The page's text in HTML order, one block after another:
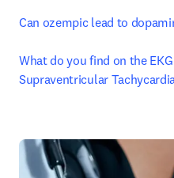
Can ozempic lead to
What do you find on the
Supraventricular